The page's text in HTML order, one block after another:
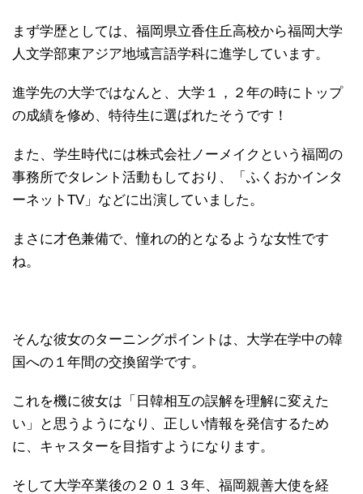
まず学歴としては、福岡県立香住丘高校から福岡大学
人文学部東アジア地域言語学科に進学しています。
進学先の大学ではなんと、大学１，２年の時にトップ
の成績を修め、特待生に選ばれたそうです！
また、学生時代には株式会社ノーメイクという福岡の
事務所でタレント活動もしており、「ふくおかインタ
ーネットTV」などに出演していました。
まさに才色兼備で、憧れの的となるような女性です
ね。
そんな彼女のターニングポイントは、大学在学中の韓
国への１年間の交換留学です。
これを機に彼女は「日韓相互の誤解を理解に変えた
い」と思うようになり、正しい情報を発信するため
に、キャスターを目指すようになります。
そして大学卒業後の２０１３年、福岡親善大使を経